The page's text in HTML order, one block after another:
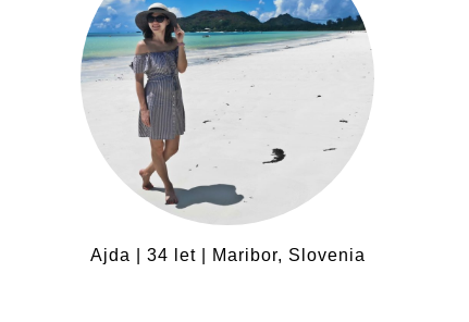
Ajda | 34 let | Maribor, Slovenia